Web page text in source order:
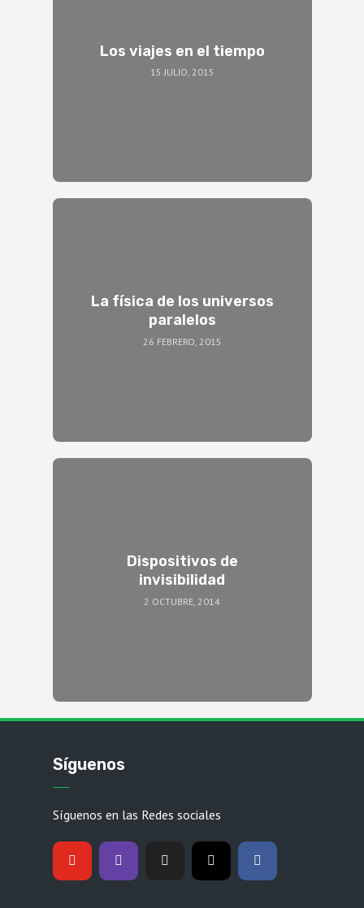
Los viajes en el tiempo
15 JULIO, 2015
La física de los universos
paralelos
26 FEBRERO, 2015
Dispositivos de
invisibilidad
2 OCTUBRE, 2014
Síguenos
Síguenos en las Redes sociales